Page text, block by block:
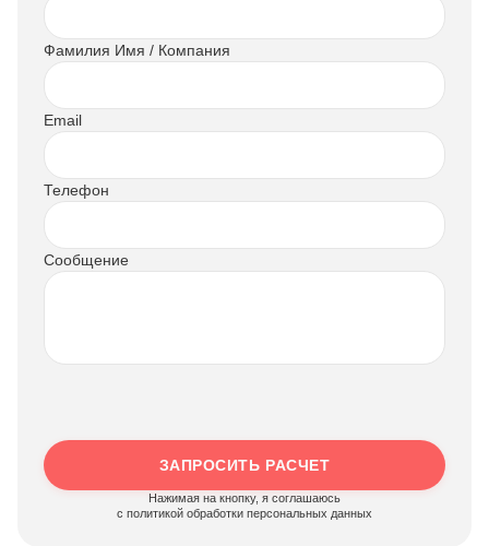
Фамилия Имя / Компания
Email
Телефон
Сообщение
ЗАПРОСИТЬ РАСЧЕТ
Нажимая на кнопку, я соглашаюсь
c политикой обработки персональных данных